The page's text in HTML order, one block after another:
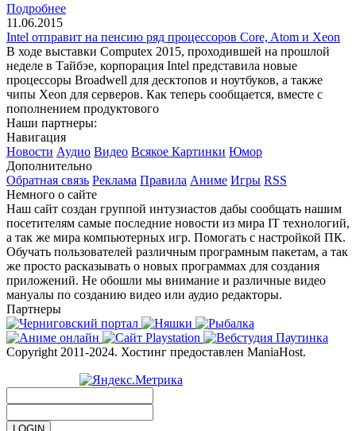
Подробнее
11.06.2015
Intel отправит на пенсию ряд процессоров Core, Atom и Xeon
В ходе выставки Computex 2015, проходившей на прошлой
неделе в Тайбэе, корпорация Intel представила новые
процессоры Broadwell для десктопов и ноутбуков, а также
чипы Xeon для серверов. Как теперь сообщается, вместе с
пополнением продуктового
Наши партнеры:
Навигация
Новости Аудио Видео Всякое Картинки Юмор
Дополнительно
Обратная связь Реклама Правила Аниме Игры RSS
Немного о сайте
Наш сайт создан группой интузиастов дабы сообщать нашим
посетителям самые последние новости из мира IT технологий,
а так же мира компьютерных игр. Помогать с настройкой ПК.
Обучать пользователей различным програмным пакетам, а так
же просто расказывать о новых программах для создания
приложений. Не обошли мы внимание и различные видео
мануалы по созданию видео или аудио редакторы.
Партнеры
Copyright 2011-2024. Хостинг предоставлен ManiaHost.